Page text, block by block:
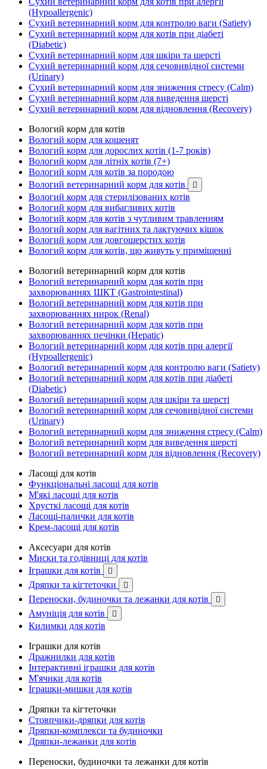
(Hypoallergenic)
Сухий ветеринарний корм для контролю ваги (Satiety)
Сухий ветеринарний корм для котів при діабеті
(Diabetic)
Сухий ветеринарний корм для шкіри та шерсті
Сухий ветеринарний корм для сечовивідної системи
(Urinary)
Сухий ветеринарний корм для зниження стресу (Calm)
Сухий ветеринарний корм для виведення шерсті
Сухий ветеринарний корм для відновлення (Recovery)
Вологий корм для котів
Вологий корм для кошенят
Вологий корм для дорослих котів (1-7 років)
Вологий корм для літніх котів (7+)
Вологий корм для котів за породою
Вологий ветеринарний корм для котів

Вологий корм для стерилізованих котів
Вологий корм для вибагливих котів
Вологий корм для котів з чутливим травленням
Вологий корм для вагітних та лактуючих кішок
Вологий корм для довгошерстих котів
Вологий корм для котів, що живуть у приміщенні
Вологий ветеринарний корм для котів
Вологий ветеринарний корм для котів при
захворюваннях ШКТ (Gastrointestinal)
Вологий ветеринарний корм для котів при
захворюваннях нирок (Renal)
Вологий ветеринарний корм для котів при
захворюваннях печінки (Hepatic)
Вологий ветеринарний корм для котів при алергії
(Hypoallergenic)
Вологий ветеринарний корм для контролю ваги (Satiety)
Вологий ветеринарний корм для котів при діабеті
(Diabetic)
Вологий ветеринарний корм для шкіри та шерсті
Вологий ветеринарний корм для сечовивідної системи
(Urinary)
Вологий ветеринарний корм для зниження стресу (Calm)
Вологий ветеринарний корм для виведення шерсті
Вологий ветеринарний корм для відновлення (Recovery)
Ласощі для котів
Функціональні ласощі для котів
М'які ласощі для котів
Хрусткі ласощі для котів
Ласощі-палички для котів
Крем-ласощі для котів
Аксесуари для котів
Миски та годівниці для котів
Іграшки для котів

Дряпки та кігтеточки 
Переноски, будиночки та лежанки для котів 
Амуніція для котів 
Килимки для котів
Іграшки для котів
Дражнилки для котів
Інтерактивні іграшки для котів
М'ячики для котів
Іграшки-мишки для котів
Дряпки та кігтеточки
Стовпчики-дряпки для котів
Дряпки-комплекси та будиночки
Дряпки-лежанки для котів
Переноски, будиночки та лежанки для котів